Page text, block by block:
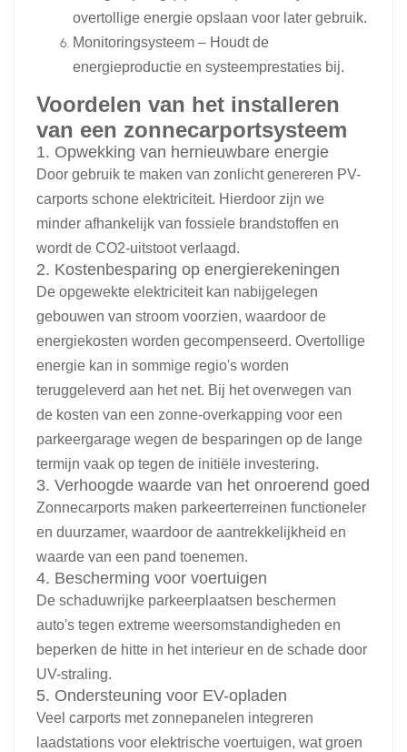
overtollige energie opslaan voor later gebruik.
Monitoringsysteem – Houdt de
energieproductie en systeemprestaties bij.
Voordelen van het installeren
van een zonnecarportsysteem
1. Opwekking van hernieuwbare energie
Door gebruik te maken van zonlicht genereren PV-
carports schone elektriciteit. Hierdoor zijn we
minder afhankelijk van fossiele brandstoffen en
wordt de CO2-uitstoot verlaagd.
2. Kostenbesparing op energierekeningen
De opgewekte elektriciteit kan nabijgelegen
gebouwen van stroom voorzien, waardoor de
energiekosten worden gecompenseerd. Overtollige
energie kan in sommige regio's worden
teruggeleverd aan het net. Bij het overwegen van
de kosten van een zonne-overkapping voor een
parkeergarage wegen de besparingen op de lange
termijn vaak op tegen de initiële investering.
3. Verhoogde waarde van het onroerend goed
Zonnecarports maken parkeerterreinen functioneler
en duurzamer, waardoor de aantrekkelijkheid en
waarde van een pand toenemen.
4. Bescherming voor voertuigen
De schaduwrijke parkeerplaatsen beschermen
auto's tegen extreme weersomstandigheden en
beperken de hitte in het interieur en de schade door
UV-straling.
5. Ondersteuning voor EV-opladen
Veel carports met zonnepanelen integreren
laadstations voor elektrische voertuigen, wat groen